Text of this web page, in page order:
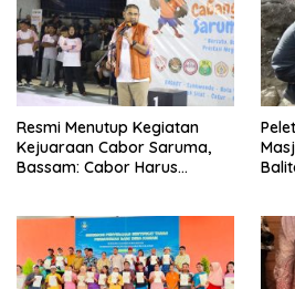
Resmi Menutup Kegiatan
Kejuaraan Cabor Saruma,
Bassam: Cabor Harus